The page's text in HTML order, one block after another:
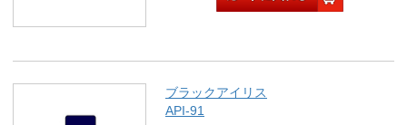
ブラックアイリス
API-91